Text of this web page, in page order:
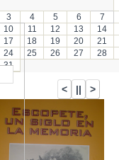
3
4 5 6 7
10
11 12 13 14
17
18 19 20 21
24
25 26 27 28
31